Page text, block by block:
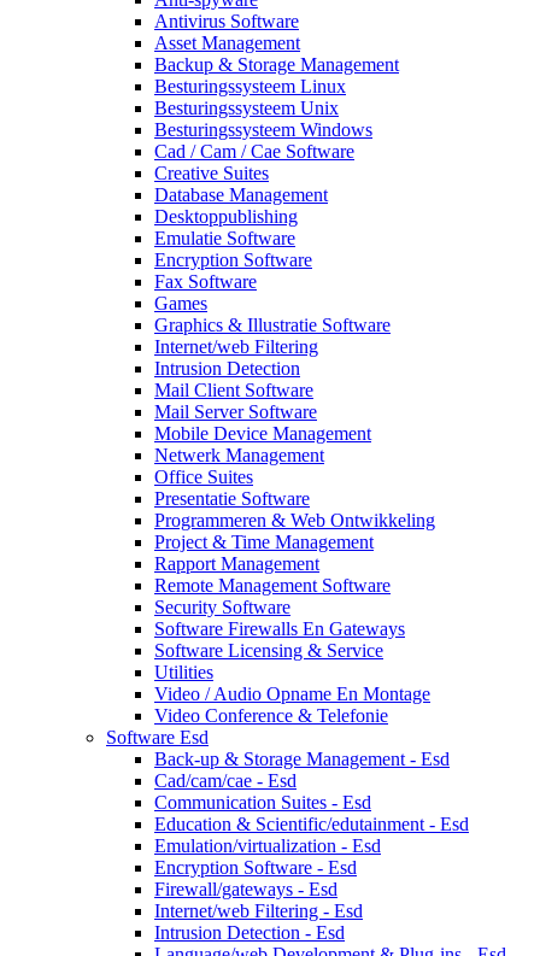
Antivirus Software
Asset Management
Backup & Storage Management
Besturingssysteem Linux
Besturingssysteem Unix
Besturingssysteem Windows
Cad / Cam / Cae Software
Creative Suites
Database Management
Desktoppublishing
Emulatie Software
Encryption Software
Fax Software
Games
Graphics & Illustratie Software
Internet/web Filtering
Intrusion Detection
Mail Client Software
Mail Server Software
Mobile Device Management
Netwerk Management
Office Suites
Presentatie Software
Programmeren & Web Ontwikkeling
Project & Time Management
Rapport Management
Remote Management Software
Security Software
Software Firewalls En Gateways
Software Licensing & Service
Utilities
Video / Audio Opname En Montage
Video Conference & Telefonie
Software Esd
Back-up & Storage Management - Esd
Cad/cam/cae - Esd
Communication Suites - Esd
Education & Scientific/edutainment - Esd
Emulation/virtualization - Esd
Encryption Software - Esd
Firewall/gateways - Esd
Internet/web Filtering - Esd
Intrusion Detection - Esd